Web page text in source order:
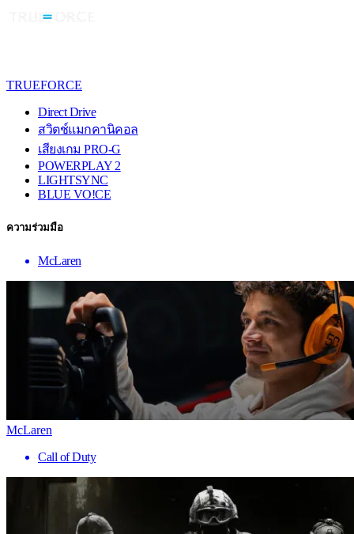
TRUEFORCE
Direct Drive
สวิตช์แมกคานิคอล
เสียงเกม PRO-G
POWERPLAY 2
LIGHTSYNC
BLUE VO!CE
ความร่วมมือ
McLaren
McLaren
Call of Duty